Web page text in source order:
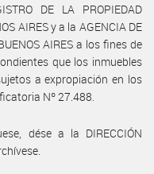
DE LA PROPIEDAD
AIRES y a la AGENCIA DE
AIRES a los fines de
que los inmuebles
a expropiación en los
Nº 27.488.
dése a la DIRECCIÓN